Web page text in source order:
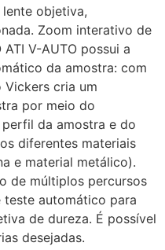
objetiva,
Zoom interativo de
V-AUTO possui a
da amostra: com
Vickers cria um
por meio do
da amostra e do
diferentes materiais
e material metálico).
de múltiplos percursos
automático para
de dureza. É possível
desejadas.